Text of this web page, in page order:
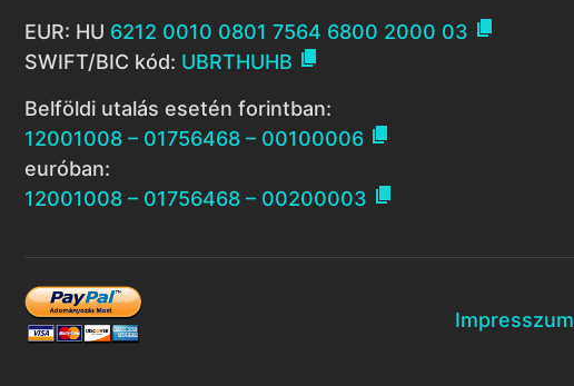
EUR: HU 6212 0010 0801 7564 6800 2000 03 
SWIFT/BIC kód: UBRTHUHB 
Belföldi utalás esetén forintban:
12001008 – 01756468 – 00100006 
euróban:
12001008 – 01756468 – 00200003 
Impresszum